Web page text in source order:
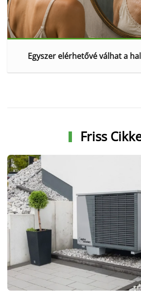
Egyszer elérhetővé válhat a
Friss